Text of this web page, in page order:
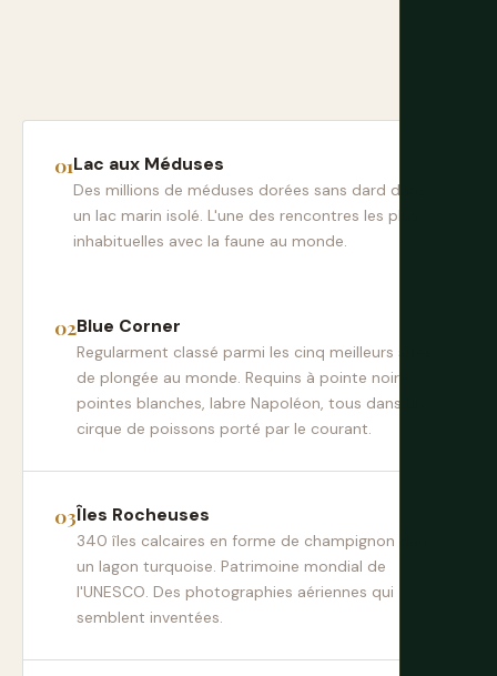
Lac aux Méduses
Des millions de méduses dorées sans dard dans
un lac marin isolé. L'une des rencontres les plus
inhabituelles avec la faune au monde.
Blue Corner
Regularment classé parmi les cinq meilleurs sites
de plongée au monde. Requins à pointe noire,
pointes blanches, labre Napoléon, tous dans un
cirque de poissons porté par le courant.
Îles Rocheuses
340 îles calcaires en forme de champignon dans
un lagon turquoise. Patrimoine mondial de
l'UNESCO. Des photographies aériennes qui
semblent inventées.